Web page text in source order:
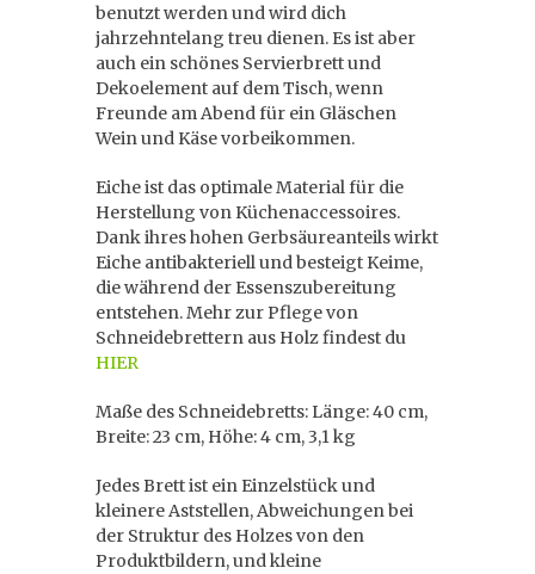
benutzt werden und wird dich
jahrzehntelang treu dienen. Es ist aber
auch ein schönes Servierbrett und
Dekoelement auf dem Tisch, wenn
Freunde am Abend für ein Gläschen
Wein und Käse vorbeikommen.
Eiche ist das optimale Material für die
Herstellung von Küchenaccessoires.
Dank ihres hohen Gerbsäureanteils wirkt
Eiche antibakteriell und besteigt Keime,
die während der Essenszubereitung
entstehen. Mehr zur Pflege von
Schneidebrettern aus Holz findest du
HIER
Maße des Schneidebretts: Länge: 40 cm,
Breite: 23 cm, Höhe: 4 cm, 3,1 kg
Jedes Brett ist ein Einzelstück und
kleinere Aststellen, Abweichungen bei
der Struktur des Holzes von den
Produktbildern, und kleine